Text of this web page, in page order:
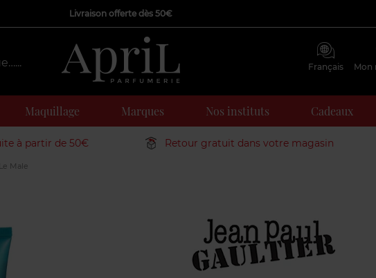
Livraison offerte dès 50€
Français Mon
Maquillage Marques Nos instituts Cadeaux
à partir de 50€ Retour gratuit dans votre magasin
Le Male